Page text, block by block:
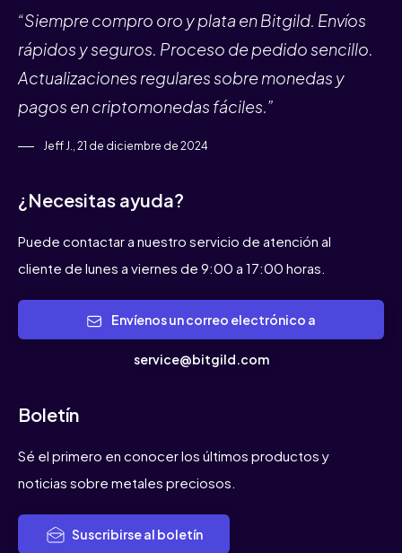
“Siempre compro oro y plata en Bitgild. Envíos
rápidos y seguros. Proceso de pedido sencillo.
Actualizaciones regulares sobre monedas y
pagos en criptomonedas fáciles.”
Jeff J., 21 de diciembre de 2024
¿Necesitas ayuda?
Puede contactar a nuestro servicio de atención al
cliente de lunes a viernes de 9:00 a 17:00 horas.
service@bitgild.com
Boletín
Sé el primero en conocer los últimos productos y
noticias sobre metales preciosos.
Suscribirse al boletín